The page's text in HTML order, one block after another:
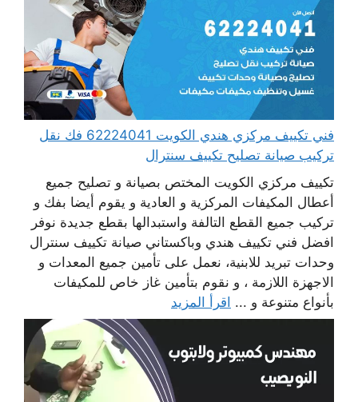
فني تكييف مركزي هندي الكويت 62224041 فك نقل
تركيب صيانة تصليح تكييف سنترال
تكييف مركزي الكويت المختص بصيانة و تصليح جميع
أعطال المكيفات المركزية و العادية و يقوم أيضا بفك و
تركيب جميع القطع التالفة واستبدالها بقطع جديدة نوفر
افضل فني تكييف هندي وباكستاني صيانة تكييف سنترال
وحدات تبريد للابنية، نعمل على تأمين جميع المعدات و
الاجهزة اللازمة ، و نقوم بتأمين غاز خاص للمكيفات
بأنواع متنوعة و ... اقرأ المزيد